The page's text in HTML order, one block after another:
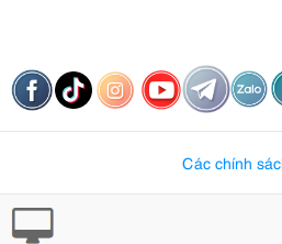
Các chính